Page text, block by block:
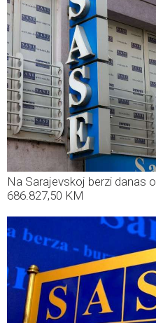
Na Sarajevskoj berzi danas
686.827,50 KM